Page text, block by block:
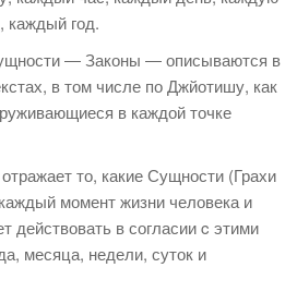
год.
― Законы ― описываются в
в том числе по Джйотишу, как
в каждой точке
то, какие Сущности (Грахи
момент жизни человека и
действовать в согласии c этими
месяца, недели, суток и